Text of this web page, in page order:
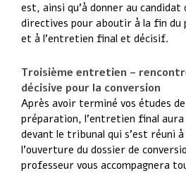
est, ainsi qu’à donner au candidat
directives pour aboutir à la fin du
et à l’entretien final et décisif.
Troisième entretien –
décisive pour la conversion
Après avoir terminé vos études de
préparation, l’entretien final aura
devant le tribunal qui s’est réuni à
l’ouverture du dossier de
professeur vous accompagnera